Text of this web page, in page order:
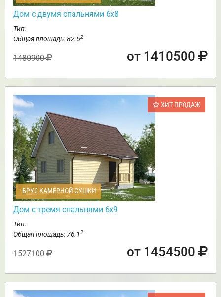
Дом с двумя спальнями 6х8
Тип:
Общая площадь: 82.52
1480900 от 1410500
ХИТ ПРОДАЖ
БРУС КАМЕРНОЙ СУШКИ
Дом с тремя спальнями 6х9
Тип:
Общая площадь: 76.12
1527100 от 1454500